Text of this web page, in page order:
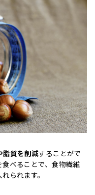
脂質を削減することがで
べることで、食物繊維
られます。